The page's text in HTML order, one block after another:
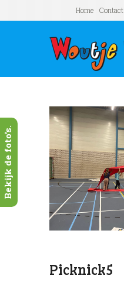
Home Contact
Picknick5
Bekijk de foto's.